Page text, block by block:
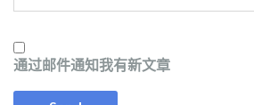
通过邮件通知我有新文章